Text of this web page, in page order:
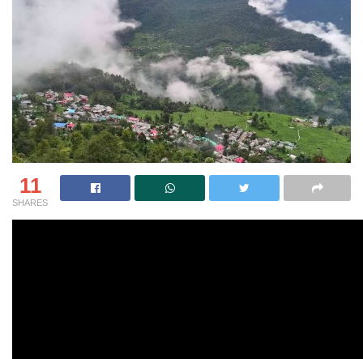
11
SHARES